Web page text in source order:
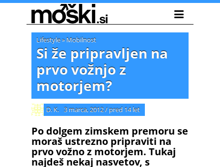
Lifestyle» Mobilnost
Si že pripravljen na
prvo vožnjo z
motorjem?
D. K. 3 marca, 2012/ pred 14 let
Po dolgem zimskem premoru se
moraš ustrezno pripraviti na
prvo vožno z motorjem. Tukaj
najdeš nekaj nasvetov, s